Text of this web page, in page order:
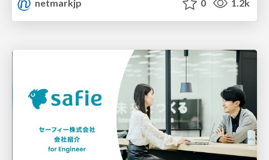
netmarkjp 0 1.2k